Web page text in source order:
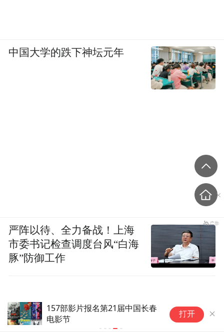
157部影片报名第21届中国长春
电影节
打开
中国大学的跌下神坛元年
严阵以待、全力备战！上海
市委书记检查调度台风“白海
豚”防御工作